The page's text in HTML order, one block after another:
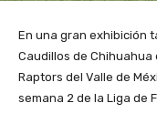
En una gran exhibición
Caudillos de
Raptors del Valle de
semana 2 de la Liga de